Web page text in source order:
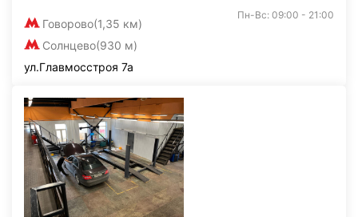
Говорово(1,35 км)
Солнцево(930 м)
Пн-Вс: 09:00 - 21:00
ул.Главмосстроя 7а